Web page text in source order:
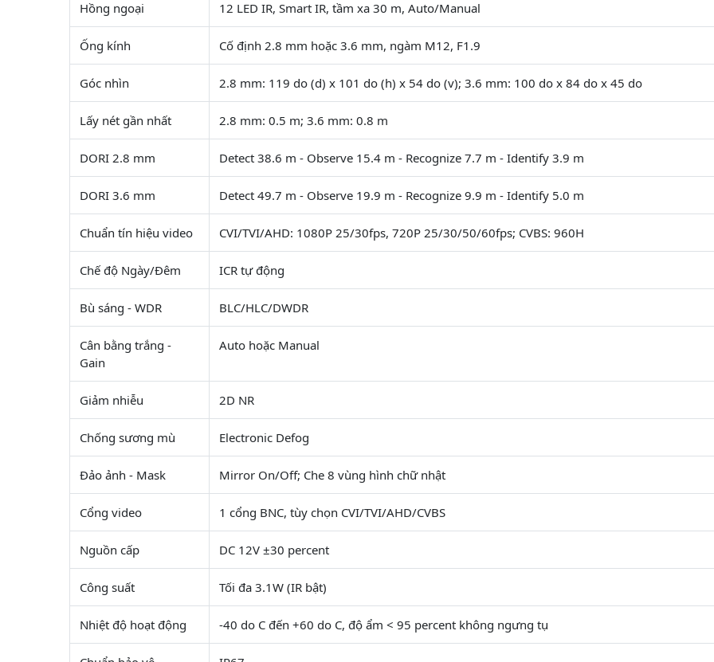
Hồng ngoại 12 LED IR, Smart IR, tầm xa 30 m, Auto/Manual
Ống kính Cố định 2.8 mm hoặc 3.6 mm, ngàm M12, F1.9
Góc nhìn 2.8 mm: 119 do (d) x 101 do (h) x 54 do (v); 3.6 mm: 100 do x 84 do x 45 do
Lấy nét gần nhất 2.8 mm: 0.5 m; 3.6 mm: 0.8 m
DORI 2.8 mm Detect 38.6 m - Observe 15.4 m - Recognize 7.7 m - Identify 3.9 m
DORI 3.6 mm Detect 49.7 m - Observe 19.9 m - Recognize 9.9 m - Identify 5.0 m
Chuẩn tín hiệu video CVI/TVI/AHD: 1080P 25/30fps, 720P 25/30/50/60fps; CVBS: 960H
Chế độ Ngày/Đêm ICR tự động
Bù sáng - WDR BLC/HLC/DWDR
Cân bằng trắng -
Gain
Auto hoặc Manual
Giảm nhiễu 2D NR
Chống sương mù Electronic Defog
Đảo ảnh - Mask Mirror On/Off; Che 8 vùng hình chữ nhật
Cổng video 1 cổng BNC, tùy chọn CVI/TVI/AHD/CVBS
Nguồn cấp DC 12V ±30 percent
Công suất Tối đa 3.1W (IR bật)
Nhiệt độ hoạt động -40 do C đến +60 do C, độ ẩm < 95 percent không ngưng tụ